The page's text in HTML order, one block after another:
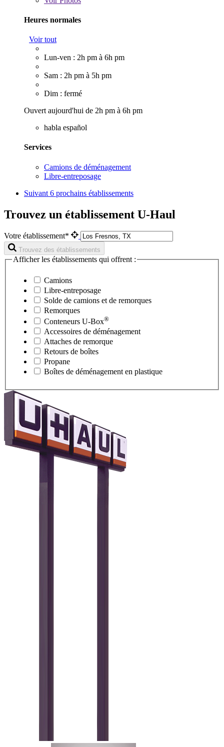
Heures normales
Voir tout
Lun-ven : 2h pm à 6h pm
Sam : 2h pm à 5h pm
Dim : fermé
Ouvert aujourd'hui de 2h pm à 6h pm
habla español
Services
Camions de déménagement
Libre-entreposage
Suivant 6 prochains établissements
Trouvez un établissement U-Haul
Votre établissement*
Trouvez des établissements
Afficher les établissements qui offrent :
Camions
Libre-entreposage
Solde de camions et de remorques
Remorques
Conteneurs U-Box®
Accessoires de déménagement
Attaches de remorque
Retours de boîtes
Propane
Boîtes de déménagement en plastique